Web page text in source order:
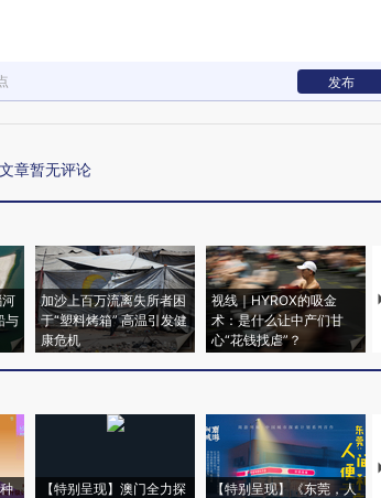
发布
章暂无评论
与
加沙上百万流离失所者困
于“塑料烤箱” 高温引发健
康危机
视线｜HYROX的吸金
术：是什么让中产们甘
心“花钱找虐”？
【特别呈现】澳门全力探
【特别呈现】《东莞，人